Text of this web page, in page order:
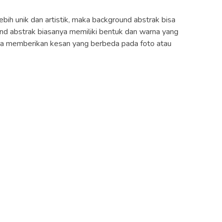
unik dan artistik, maka background abstrak bisa
abstrak biasanya memiliki bentuk dan warna yang
memberikan kesan yang berbeda pada foto atau